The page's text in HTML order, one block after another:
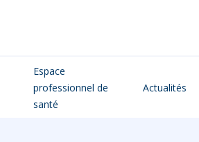
Espace
professionnel de
santé
Actualités